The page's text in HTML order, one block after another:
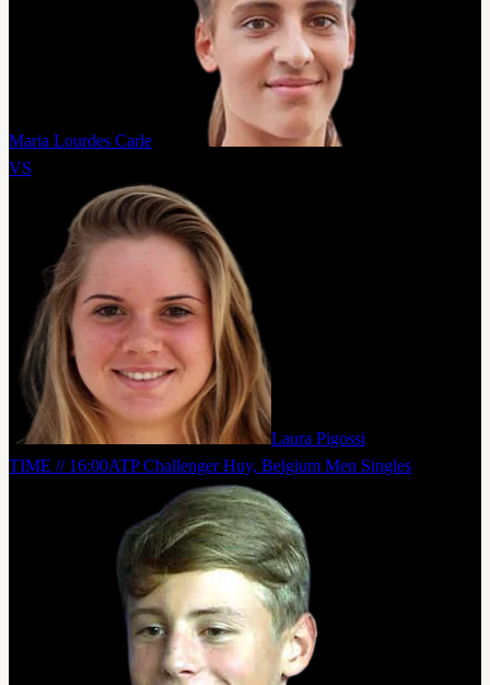
Maria Lourdes Carle
VS
Laura Pigossi
TIME // 16:00ATP Challenger Huy, Belgium Men Singles